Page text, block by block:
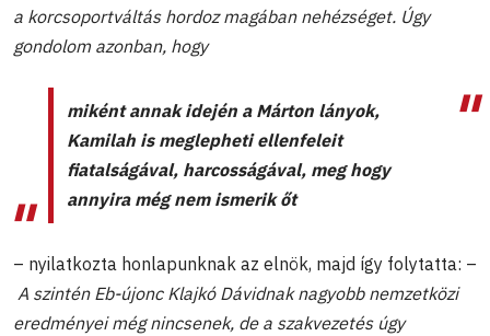
a korcsoportváltás hordoz magában nehézséget. Úgy
gondolom azonban, hogy
miként annak idején a Márton lányok,
Kamilah is meglepheti ellenfeleit
fiatalságával, harcosságával, meg hogy
annyira még nem ismerik őt
– nyilatkozta honlapunknak az elnök, majd így folytatta: –
A szintén Eb-újonc Klajkó Dávidnak nagyobb nemzetközi
eredményei még nincsenek, de a szakvezetés úgy